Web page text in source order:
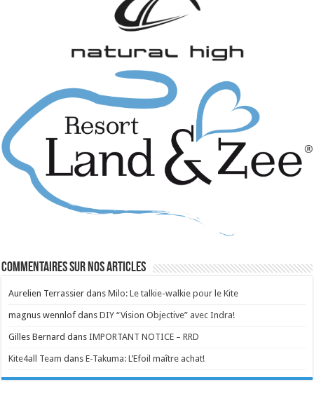
Commentaires sur nos articles
Aurelien Terrassier dansMilo: Le talkie-walkie pour le Kite
magnus wennlof dansDIY “Vision Objective” avec Indra!
Gilles Bernard dansIMPORTANT NOTICE – RRD
Kite4all Team dansE-Takuma: L’Efoil maître achat!